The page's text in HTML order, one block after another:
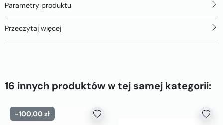
Parametry produktu
Przeczytaj więcej
16 innych produktów w tej samej kategorii:
-100,00 zł